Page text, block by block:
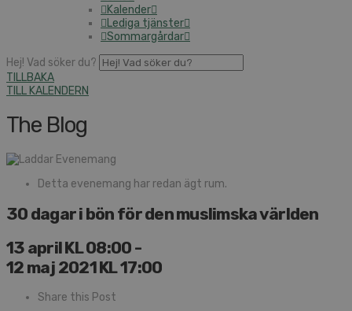
Kalender
Lediga tjänster
Sommargårdar
Hej! Vad söker du?
TILLBAKA
TILL KALENDERN
The Blog
Detta evenemang har redan ägt rum.
30 dagar i bön för den muslimska världen
13 april KL 08:00 -
12 maj 2021 KL 17:00
Share this Post